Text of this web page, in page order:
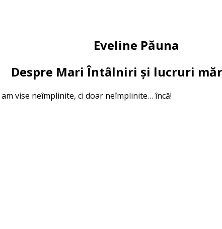
Eveline Păuna
Despre Mari Întâlniri și lucruri
vise neîmplinite, ci doar neîmplinite… încă!